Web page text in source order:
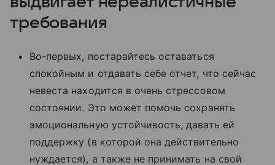
требования
Во-первых, постарайтесь оставаться
спокойным и отдавать себе отчет, что сейчас
невеста находится в очень стрессовом
состоянии. Это может помочь сохранять
эмоциональную устойчивость, давать ей
поддержку (в которой она действительно
нуждается), а также не принимать на свой